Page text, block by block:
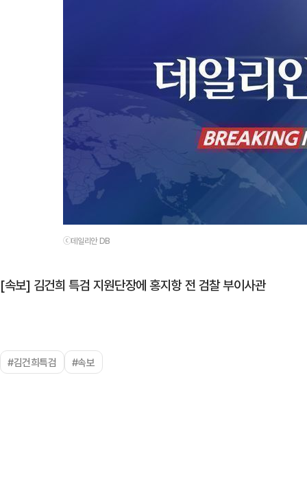
ⓒ데일리안 DB
[속보] 김건희 특검 지원단장에 홍지항 전 검찰 부이사관
#김건희특검 #속보